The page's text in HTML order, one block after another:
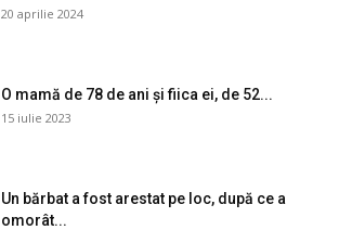
20 aprilie 2024
O mamă de 78 de ani și fiica ei, de 52...
15 iulie 2023
Un bărbat a fost arestat pe loc, după ce a
omorât...